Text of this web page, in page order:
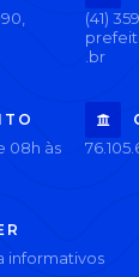
(41)
.br
08h às
informativos